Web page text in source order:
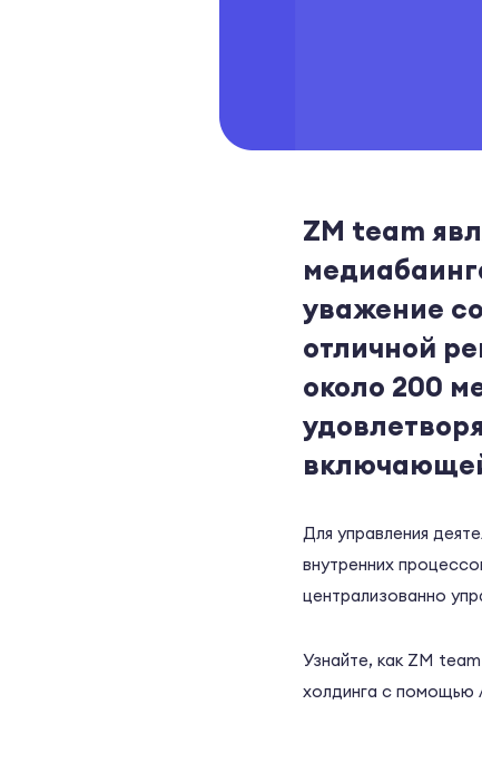
ZM team
уважение
отличной
около 200
Для управления
внутренних
централизованно
Узнайте, как ZM
холдинга с помощью